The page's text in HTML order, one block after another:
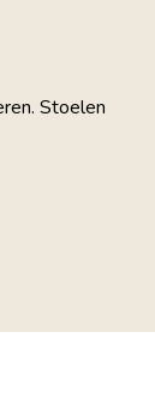
Stoelen